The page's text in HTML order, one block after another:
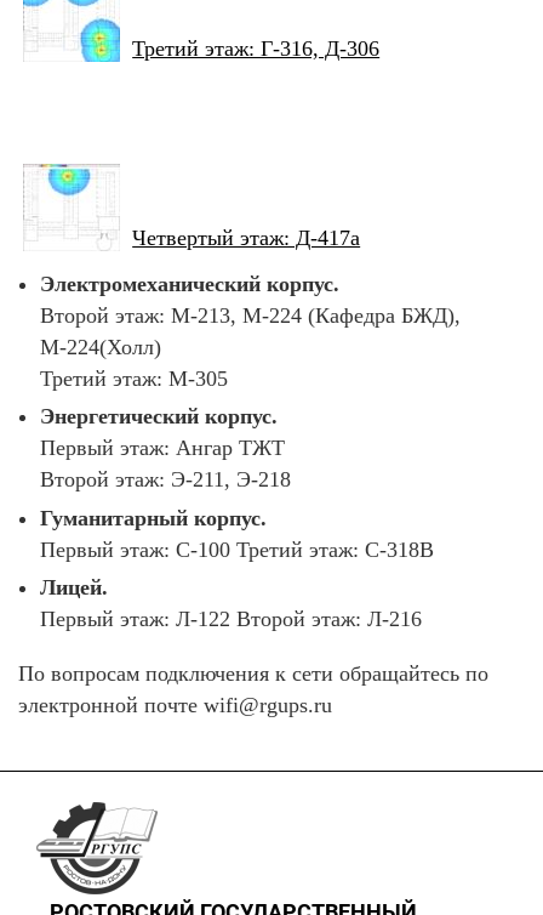
Третий этаж: Г-316, Д-306
Четвертый этаж: Д-417а
Электромеханический корпус.
Второй этаж: М-213, М-224 (Кафедра БЖД),
М-224(Холл)
Третий этаж: М-305
Энергетический корпус.
Первый этаж: Ангар ТЖТ
Второй этаж: Э-211, Э-218
Гуманитарный корпус.
Первый этаж: С-100 Третий этаж: С-318В
Лицей.
Первый этаж: Л-122 Второй этаж: Л-216
По вопросам подключения к сети обращайтесь по
электронной почте wifi@rgups.ru